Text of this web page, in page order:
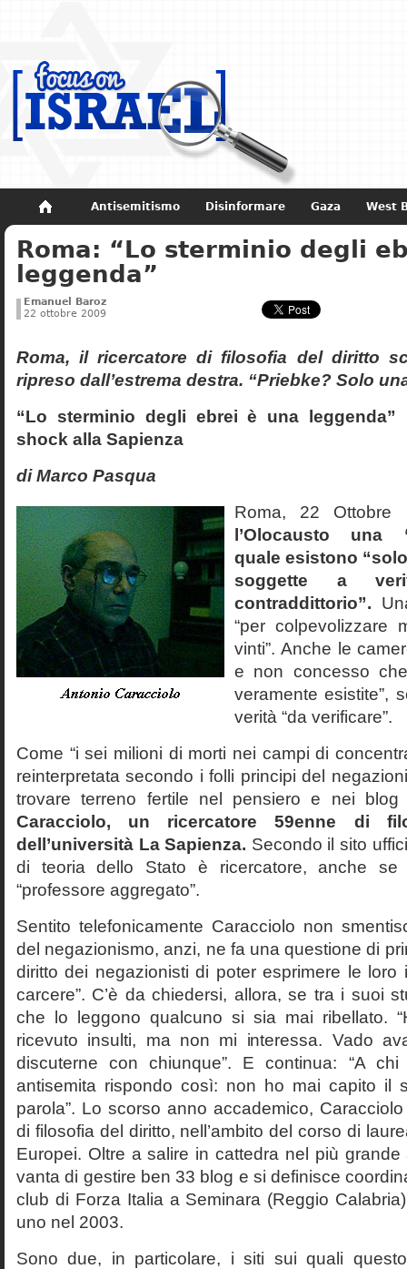
Antisemitismo Disinformare Gaza West
Non dimenticare Storia di Israele
Roma: “Lo sterminio degli
leggenda”
Emanuel Baroz
22 ottobre 2009
Roma, il ricercatore di filosofia del diritto
ripreso dall’estrema destra. “Priebke? Solo
“Lo sterminio degli ebrei è una leggenda”
shock alla Sapienza
di Marco Pasqua
Roma, 22
l’Olocausto una
quale esistono
soggette a
contraddittorio”.
“per colpevolizzare
vinti”. Anche le
e non concesso
veramente esistite”,
verità “da verificare”.
Come “i sei milioni di morti nei campi di
reinterpretata secondo i folli principi del
trovare terreno fertile nel pensiero e nei
Caracciolo, un ricercatore 59enne di
dell’università La Sapienza. Secondo il sito
di teoria dello Stato è ricercatore, anche
“professore aggregato”.
Sentito telefonicamente Caracciolo non
del negazionismo, anzi, ne fa una questione di
diritto dei negazionisti di poter esprimere le loro
carcere”. C’è da chiedersi, allora, se tra i suoi
che lo leggono qualcuno si sia mai ribellato.
ricevuto insulti, ma non mi interessa. Vado
discuterne con chiunque”. E continua: “A
antisemita rispondo così: non ho mai capito il
parola”. Lo scorso anno accademico,
di filosofia del diritto, nell’ambito del corso di
Europei. Oltre a salire in cattedra nel più grande
vanta di gestire ben 33 blog e si definisce
club di Forza Italia a Seminara (Reggio
uno nel 2003.
Sono due, in particolare, i siti sui quali